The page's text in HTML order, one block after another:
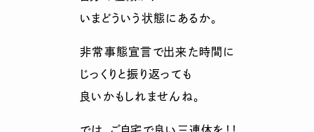
いまどういう状態にあるか。
非常事態宣言で出来た時間に
じっくりと振り返っても
良いかもしれませんね。
では、ご自宅で良い三連休を！！